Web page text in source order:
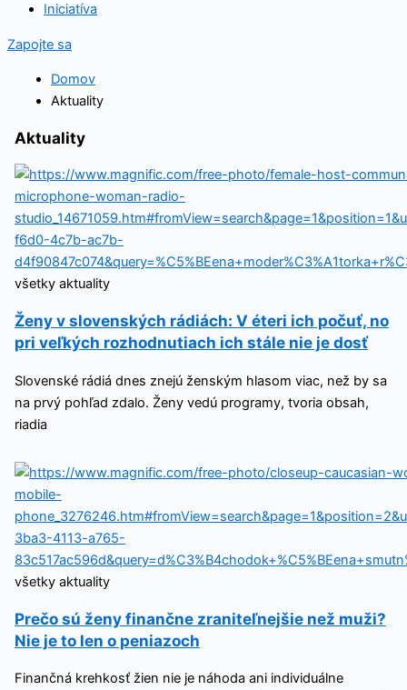
Iniciatíva
Zapojte sa
Domov
Aktuality
Aktuality
všetky aktuality
Ženy v slovenských rádiách: V éteri ich počuť, no
pri veľkých rozhodnutiach ich stále nie je dosť
Slovenské rádiá dnes znejú ženským hlasom viac, než by sa
na prvý pohľad zdalo. Ženy vedú programy, tvoria obsah,
riadia
všetky aktuality
Prečo sú ženy finančne zraniteľnejšie než muži?
Nie je to len o peniazoch
Finančná krehkosť žien nie je náhoda ani individuálne